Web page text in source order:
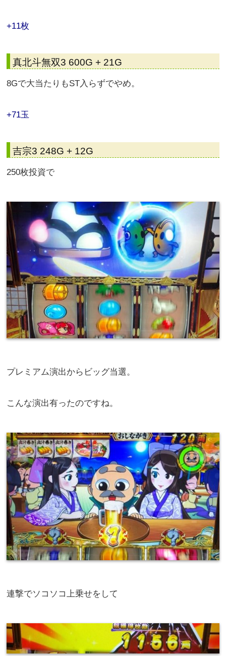
+11枚
真北斗無双3 600G + 21G
8Gで大当たりもST入らずでやめ。
+71玉
吉宗3 248G + 12G
250枚投資で
プレミアム演出からビッグ当選。
こんな演出有ったのですね。
連撃でソコソコ上乗せをして